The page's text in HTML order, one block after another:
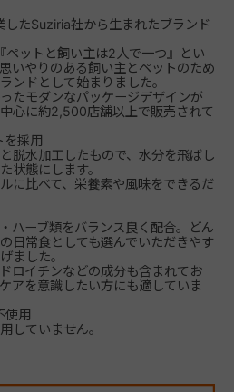
たSuziria社から生まれたブランド
ペットと飼い主は2人で一つ』とい
いやりのある飼い主とペットのため
ンドとして始まりました。
たモダンなパッケージデザインが
心に約2,500店舗以上で販売されて
採用
脱水加工したもので、水分を飛ばし
状態にします。
に比べて、栄養素や風味をできるだ
ハーブ類をバランス良く配合。どん
日常食としても選んでいただきやす
ました。
ロイチンなどの成分も含まれてお
アを意識したい方にも適していま
使用
していません。